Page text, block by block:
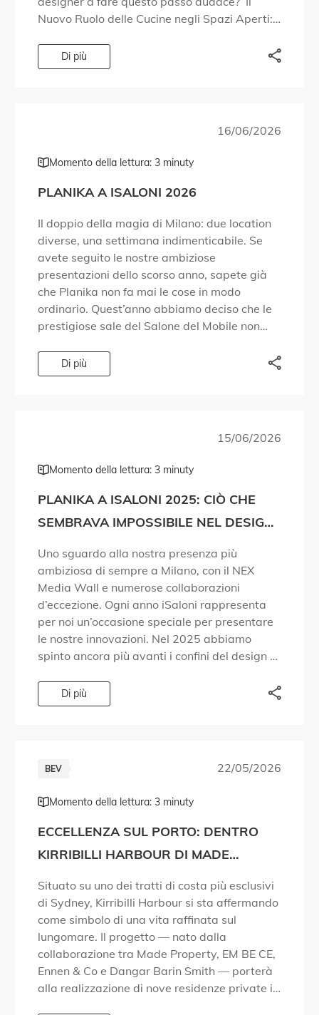
Nuovo Ruolo delle Cucine negli Spazi Aperti:
uno spazio multifunzionale, perfettamente
collegato al soggiorno. […]
Di più
16/06/2026
Momento della lettura: 3 minuty
PLANIKA A ISALONI 2026
Il doppio della magia di Milano: due location
diverse, una settimana indimenticabile. Se
avete seguito le nostre ambiziose
presentazioni dello scorso anno, sapete già
che Planika non fa mai le cose in modo
ordinario. Quest’anno abbiamo deciso che le
prestigiose sale del Salone del Mobile non
volevamo condividere. […]
Di più
15/06/2026
Momento della lettura: 3 minuty
PLANIKA A ISALONI 2025: CIÒ CHE
SEMBRAVA IMPOSSIBILE NEL DESIGN
DEL FUOCO È DIVENTATO REALTÀ!
Uno sguardo alla nostra presenza più
ambiziosa di sempre a Milano, con il NEX
Media Wall e numerose collaborazioni
d’eccezione. Ogni anno iSaloni rappresenta
per noi un’occasione speciale per presentare
le nostre innovazioni. Nel 2025 abbiamo
spinto ancora più avanti i confini del design e
domande che le persone […]
Di più
BEV 22/05/2026
Momento della lettura: 3 minuty
ECCELLENZA SUL PORTO: DENTRO
KIRRIBILLI HARBOUR DI MADE
Situato su uno dei tratti di costa più esclusivi
di Sydney, Kirribilli Harbour si sta affermando
come simbolo di una vita raffinata sul
lungomare. Il progetto — nato dalla
collaborazione tra Made Property, EM BE CE,
Ennen & Co e Dangar Barin Smith — porterà
alla realizzazione di nove residenze private in